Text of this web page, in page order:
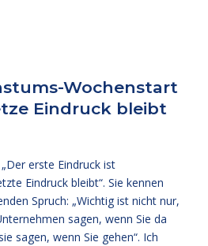
Wochenstart
Eindruck bleibt
erste Eindruck ist
Eindruck bleibt“. Sie kennen
Spruch: „Wichtig ist nicht nur,
sagen, wenn Sie da
sagen, wenn Sie gehen“. Ich